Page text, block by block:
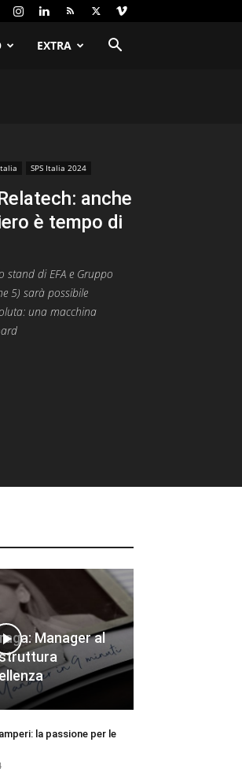
EXTRA
SPS Italia 2024
anche
è tempo di
stand di EFA e Gruppo
5) sarà possibile
una macchina
Manager al
la passione per le